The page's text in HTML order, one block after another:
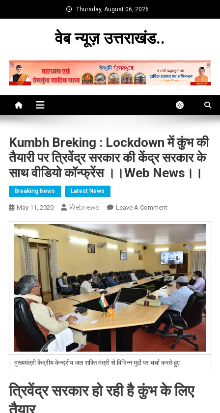
to
Thursday, August 06, 2026
वेब न्यूज़ उत्तराखंड..
Kumbh Breking : Lockdown में कुंभ की
तैयारी पर त्रिवेंद्र सरकार की केंद्र सरकार के
साथ वीडियो कॉन्फ्रेंस ।।web News।।
Breaking News Latest News
May 11, 2020 Webnews Leave A CommentOn
Lockdown
में
कुंभ
की
तैयारी
पर
त्रिवेंद्र
सरकार
की
केंद्र
सरकार
साथ
मुख्यमंत्री केंद्रीय केन्द्रीय जल शक्ति मंत्री से विभिन्न मुद्दों पर चर्चा करते हुए
त्रिवेंद्र सरकार हो रही है कुंभ के लिए